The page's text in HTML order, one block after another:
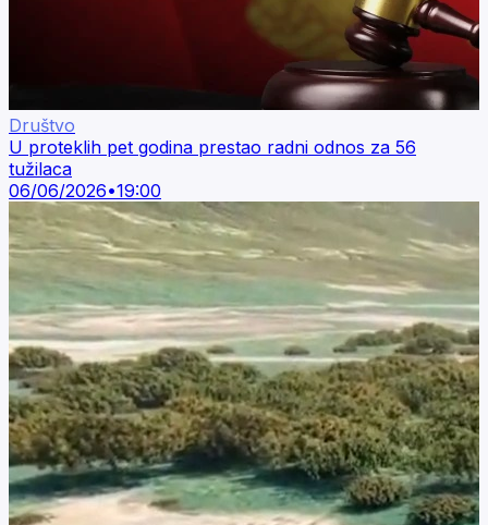
Društvo
U proteklih pet godina prestao radni odnos za 56
tužilaca
06/06/2026•19:00